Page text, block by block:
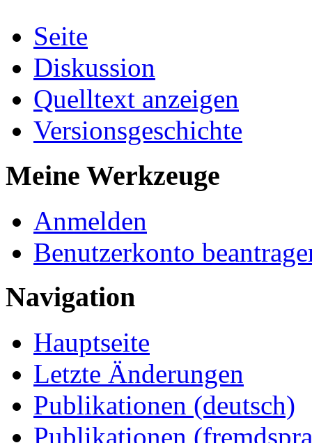
Seite
Diskussion
Quelltext anzeigen
Versionsgeschichte
Meine Werkzeuge
Anmelden
Benutzerkonto
Navigation
Hauptseite
Letzte Änderungen
Publikationen (deutsch)
Publikationen